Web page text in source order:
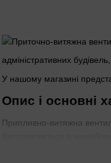
адміністративних
У нашому магазині
Опис і основні
Припливно-витяжна